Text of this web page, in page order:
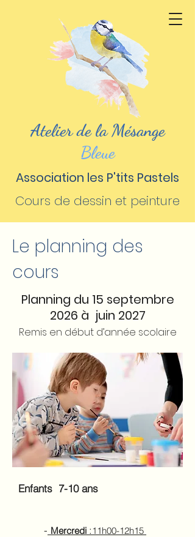
Atelier de la Mésange
Bleue
Association les P'tits Pastels
Cours de dessin et peinture
Le planning des
cours
Planning du 15 septembre
2026 à juin 2027
Remis en début d’année scolaire
Enfants 7-10 ans
- Mercredi : 11h00-12h15